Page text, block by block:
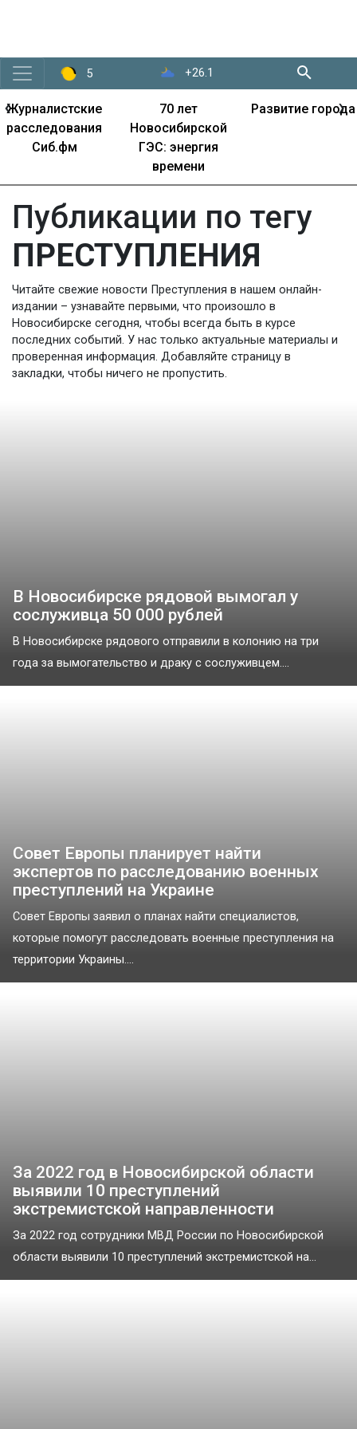
5 +26.1
Журналистские
расследования
Сиб.фм
70 лет
Новосибирской
ГЭС: энергия
времени
Развитие города
‹ ›
Публикации по тегу
ПРЕСТУПЛЕНИЯ
Читайте свежие новости Преступления в нашем онлайн-
издании – узнавайте первыми, что произошло в
Новосибирске сегодня, чтобы всегда быть в курсе
последних событий. У нас только актуальные материалы и
проверенная информация. Добавляйте страницу в
закладки, чтобы ничего не пропустить.
В Новосибирске рядовой вымогал у
сослуживца 50 000 рублей
В Новосибирске рядового отправили в колонию на три
года за вымогательство и драку с сослуживцем....
Совет Европы планирует найти
экспертов по расследованию военных
преступлений на Украине
Совет Европы заявил о планах найти специалистов,
которые помогут расследовать военные преступления на
территории Украины....
За 2022 год в Новосибирской области
выявили 10 преступлений
экстремистской направленности
За 2022 год сотрудники МВД России по Новосибирской
области выявили 10 преступлений экстремистской на...